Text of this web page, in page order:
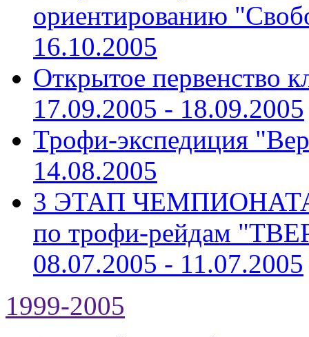
ориентированию
16.10.2005
Открытое первенство
17.09.2005 - 18.09.2005
Трофи-экспедиция
14.08.2005
3 ЭТАП
по трофи-рейдам
08.07.2005 - 11.07.2005
1999-2005